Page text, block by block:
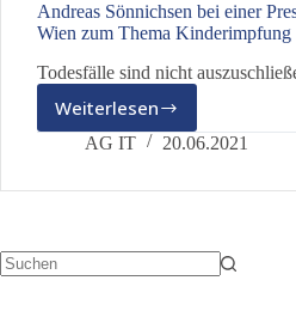
Andreas Sönnichsen bei einer
Wien zum Thema Kinderimpfung
Todesfälle sind nicht
Weiterlesen
Andreas
Sönnichsen
einer
AG IT 20.06.2021